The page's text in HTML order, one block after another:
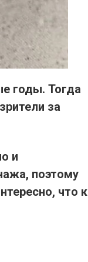
годы. Тогда
за
и
поэтому
что к